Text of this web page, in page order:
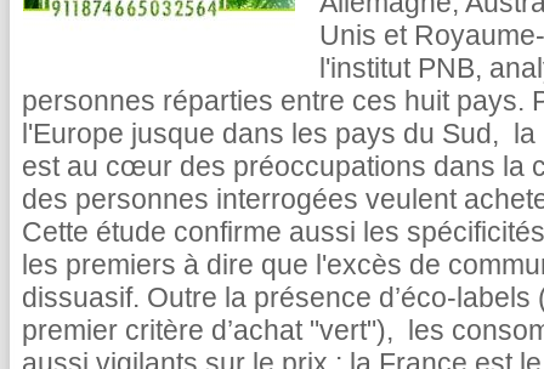
Unis et
l'institut PNB,
personnes réparties entre ces huit pays.
l'Europe jusque dans les pays du Sud,
est au cœur des préoccupations dans la
des personnes interrogées veulent
Cette étude confirme aussi les
les premiers à dire que l'excès de
dissuasif. Outre la présence d’éco-
premier critère d’achat "vert"), les